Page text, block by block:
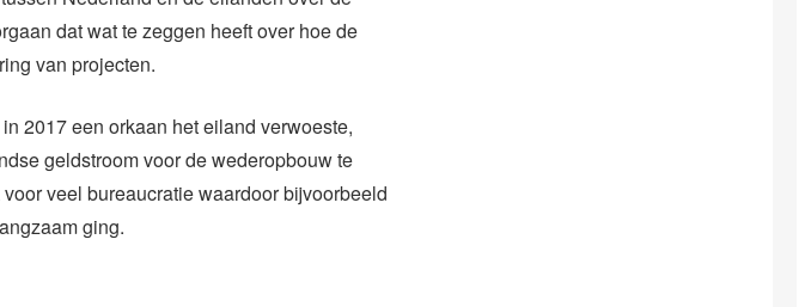
dat wat te zeggen heeft over hoe de
van projecten.
2017 een orkaan het eiland verwoeste,
geldstroom voor de wederopbouw te
veel bureaucratie waardoor bijvoorbeeld
ging.